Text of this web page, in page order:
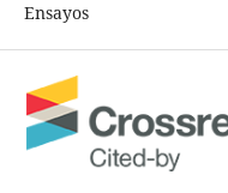
Ensayos